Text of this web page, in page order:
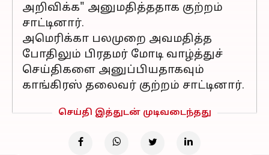
அறிவிக்க" அனுமதித்ததாக குற்றம்
சாட்டினார்.
அமெரிக்கா பலமுறை அவமதித்த
போதிலும் பிரதமர் மோடி வாழ்த்துச்
செய்திகளை அனுப்பியதாகவும்
காங்கிரஸ் தலைவர் குற்றம் சாட்டினார்.
செய்தி இத்துடன் முடிவடைந்தது